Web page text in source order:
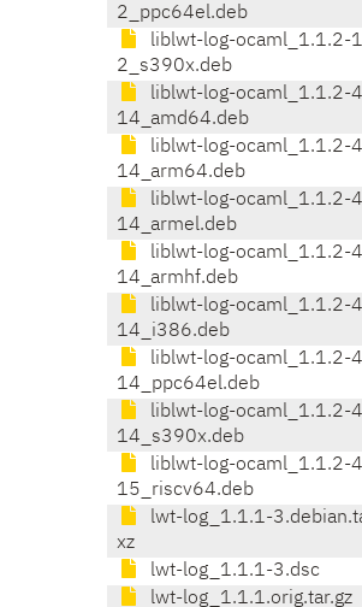
2_ppc64el.deb
liblwt-log-ocaml_1.1.2-
2_s390x.deb
liblwt-log-ocaml_1.1.2-
14_amd64.deb
liblwt-log-ocaml_1.1.2-
14_arm64.deb
liblwt-log-ocaml_1.1.2-
14_armel.deb
liblwt-log-ocaml_1.1.2-
14_armhf.deb
liblwt-log-ocaml_1.1.2-
14_i386.deb
liblwt-log-ocaml_1.1.2-
14_ppc64el.deb
liblwt-log-ocaml_1.1.2-
14_s390x.deb
liblwt-log-ocaml_1.1.2-
15_riscv64.deb
lwt-log_1.1.1-
xz
lwt-log_1.1.1-3.dsc
lwt-log_1.1.1.orig.tar.gz